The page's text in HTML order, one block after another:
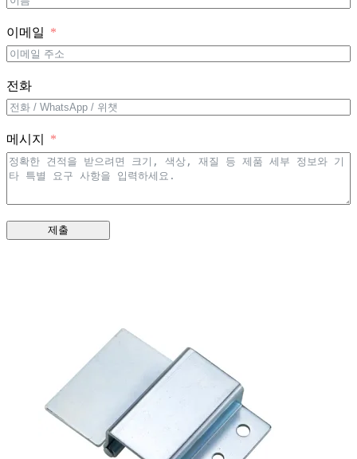
이메일
전화
메시지
제출